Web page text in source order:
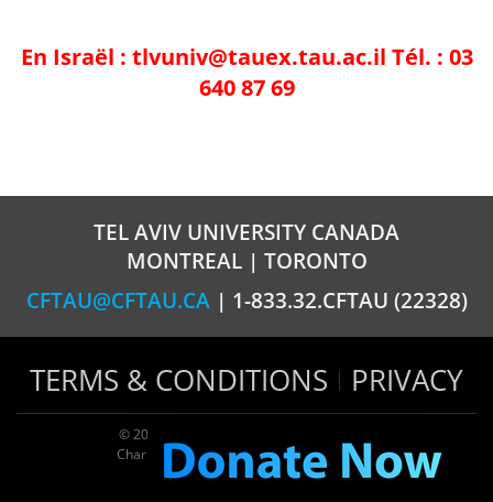
En Israël : tlvuniv@tauex.tau.ac.il Tél. : 03
640 87 69
TEL AVIV UNIVERSITY CANADA
MONTREAL | TORONTO
CFTAU@CFTAU.CA | 1-833.32.CFTAU (22328)
TERMS & CONDITIONS PRIVACY
© 2026 TAU Canada | All rights reserved
Charitable registration: 124035643RR0001